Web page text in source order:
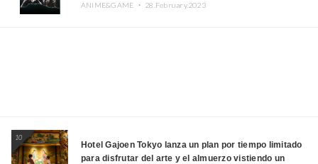
ANIME&GAME ・ 28.February.2023
10
Hotel Gajoen Tokyo lanza un plan por tiempo limitado
para disfrutar del arte y el almuerzo vistiendo un